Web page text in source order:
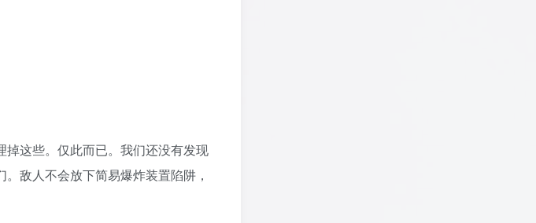
这些。‎仅此而已。我们还没有发现
敌人不会放下简易爆炸装置陷阱，